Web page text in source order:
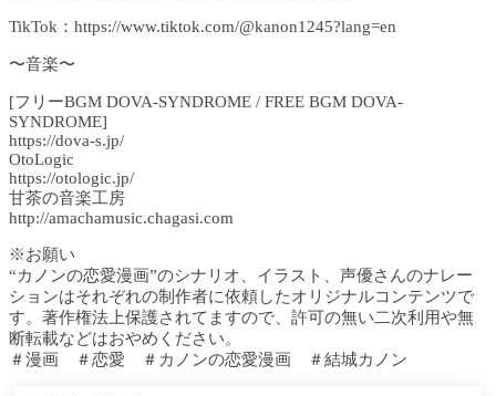
TikTok：https://www.tiktok.com/@kanon1245?lang=en
〜音楽〜
[フリーBGM DOVA-SYNDROME / FREE BGM DOVA-
SYNDROME]
https://dova-s.jp/
OtoLogic
https://otologic.jp/
甘茶の音楽工房
http://amachamusic.chagasi.com
※お願い
“カノンの恋愛漫画”のシナリオ、イラスト、声優さんのナレー
ションはそれぞれの制作者に依頼したオリジナルコンテンツで
す。著作権法上保護されてますので、許可の無い二次利用や無
断転載などはおやめください。
＃漫画 ＃恋愛 ＃カノンの恋愛漫画 ＃結城カノン